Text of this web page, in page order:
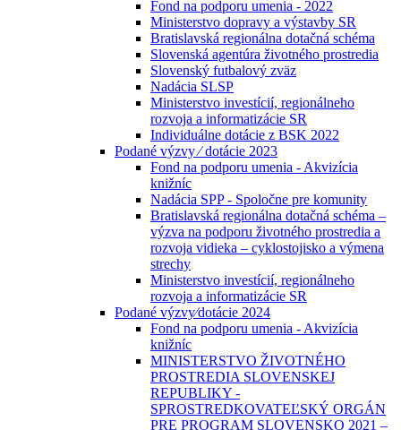
Fond na podporu umenia - 2022
Ministerstvo dopravy a výstavby SR
Bratislavská regionálna dotačná schéma
Slovenská agentúra životného prostredia
Slovenský futbalový zväz
Nadácia SLSP
Ministerstvo investícií, regionálneho
rozvoja a informatizácie SR
Individuálne dotácie z BSK 2022
Podané výzvy ⁄ dotácie 2023
Fond na podporu umenia - Akvizícia
knižníc
Nadácia SPP - Spoločne pre komunity
Bratislavská regionálna dotačná schéma –
výzva na podporu životného prostredia a
rozvoja vidieka – cyklostojisko a výmena
strechy
Ministerstvo investícií, regionálneho
rozvoja a informatizácie SR
Podané výzvy⁄dotácie 2024
Fond na podporu umenia - Akvizícia
knižníc
MINISTERSTVO ŽIVOTNÉHO
PROSTREDIA SLOVENSKEJ
REPUBLIKY -
SPROSTREDKOVATEĽSKÝ ORGÁN
PRE PROGRAM SLOVENSKO 2021 –